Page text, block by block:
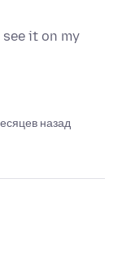
it on my
назад